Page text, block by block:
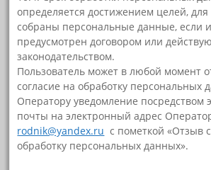
определяется достижением целей,
собраны персональные данные, если
предусмотрен договором или
законодательством.
Пользователь может в любой момент
согласие на обработку персональных
Оператору уведомление посредством
почты на электронный адрес
rodnik@yandex.ru с пометкой «Отзыв
обработку персональных данных».